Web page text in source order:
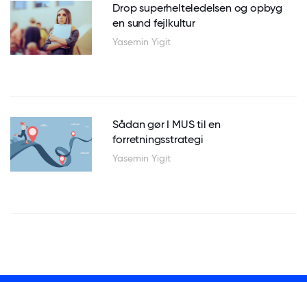
Drop superhelteledelsen og opbyg
en sund fejlkultur
Yasemin Yigit
Sådan gør I MUS til en
forretningsstrategi
Yasemin Yigit